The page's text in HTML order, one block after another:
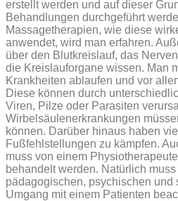
erstellt werden und auf dieser
Behandlungen durchgeführt
Massagetherapien, wie diese
anwendet, wird man erfahren.
über den Blutkreislauf, das
die Kreislauforgane wissen. Man
Krankheiten ablaufen und vor
Diese können durch
Viren, Pilze oder Parasiten
Wirbelsäulenerkrankungen
können. Darüber hinaus haben
Fußfehlstellungen zu kämpfen.
muss von einem
behandelt werden. Natürlich
pädagogischen, psychischen
Umgang mit einem Patienten